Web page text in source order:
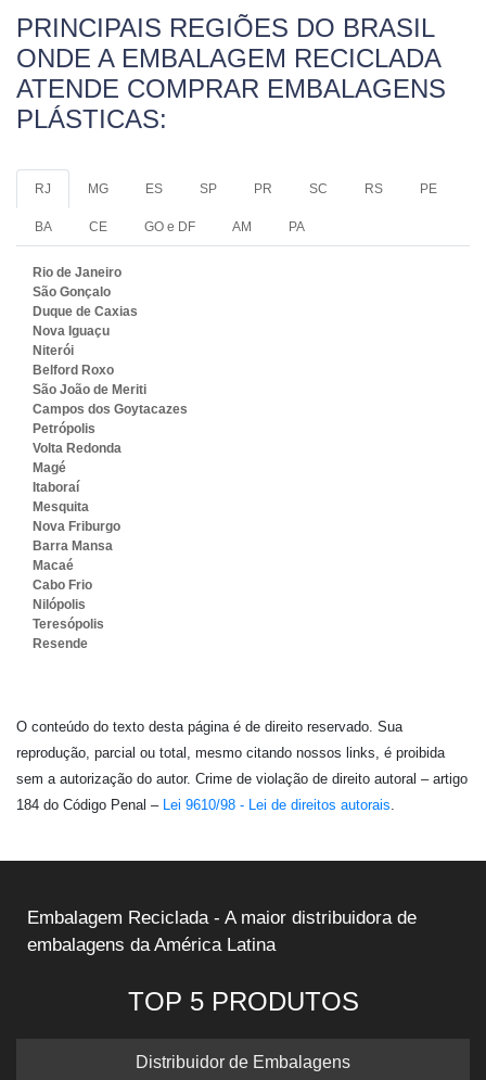
PRINCIPAIS REGIÕES DO BRASIL
ONDE A EMBALAGEM RECICLADA
ATENDE COMPRAR EMBALAGENS
PLÁSTICAS:
RJ MG ES SP PR SC RS PE
BA CE GO e DF AM PA
Rio de Janeiro
São Gonçalo
Duque de Caxias
Nova Iguaçu
Niterói
Belford Roxo
São João de Meriti
Campos dos Goytacazes
Petrópolis
Volta Redonda
Magé
Itaboraí
Mesquita
Nova Friburgo
Barra Mansa
Macaé
Cabo Frio
Nilópolis
Teresópolis
Resende
O conteúdo do texto desta página é de direito reservado. Sua
reprodução, parcial ou total, mesmo citando nossos links, é proibida
sem a autorização do autor. Crime de violação de direito autoral – artigo
184 do Código Penal – Lei 9610/98 - Lei de direitos autorais
Embalagem Reciclada - A maior distribuidora de
embalagens da América Latina
TOP 5 PRODUTOS
Distribuidor de Embalagens